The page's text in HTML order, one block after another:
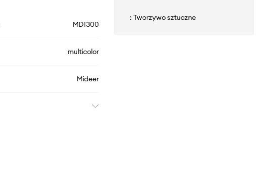
MD1300
multicolor
Mideer
: Tworzywo sztuczne